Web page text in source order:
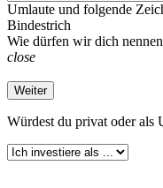
Umlaute und folgende
Bindestrich
Wie dürfen wir dich
close
Weiter
Würdest du privat oder als